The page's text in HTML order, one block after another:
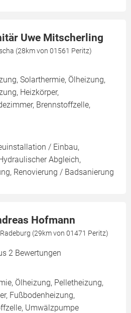
Uwe Mitscherling
(28km von 01561 Peritz)
Solarthermie, Ölheizung,
Heizkörper,
Brennstoffzelle,
/ Einbau,
Abgleich,
Renovierung / Badsanierung
Hofmann
(29km von 01471 Peritz)
2 Bewertungen
Ölheizung, Pelletheizung,
Fußbodenheizung,
Umwälzpumpe